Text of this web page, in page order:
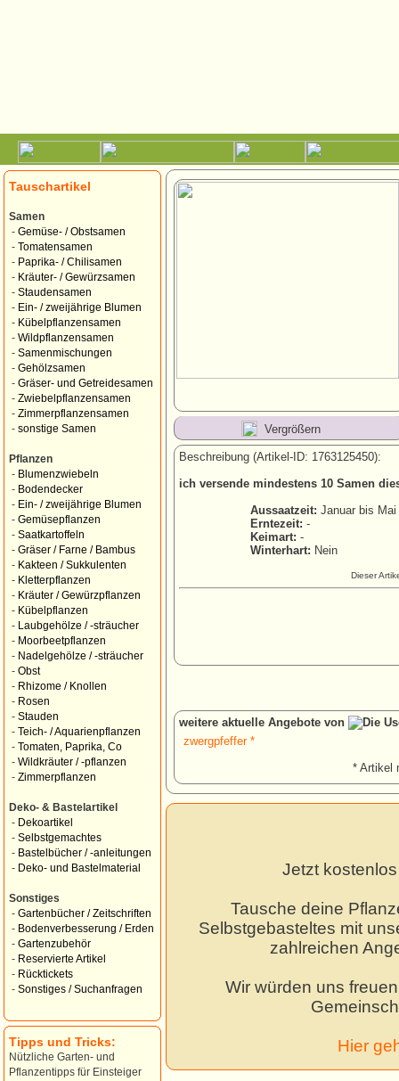
Tauschartikel
Samen
- Gemüse- / Obstsamen
- Tomatensamen
- Paprika- / Chilisamen
- Kräuter- / Gewürzsamen
- Staudensamen
- Ein- / zweijährige Blumen
- Kübelpflanzensamen
- Wildpflanzensamen
- Samenmischungen
- Gehölzsamen
- Gräser- und Getreidesamen
- Zwiebelpflanzensamen
- Zimmerpflanzensamen
- sonstige Samen
Pflanzen
- Blumenzwiebeln
- Bodendecker
- Ein- / zweijährige Blumen
- Gemüsepflanzen
- Saatkartoffeln
- Gräser / Farne / Bambus
- Kakteen / Sukkulenten
- Kletterpflanzen
- Kräuter / Gewürzpflanzen
- Kübelpflanzen
-
Laubgehölze / -sträucher
- Moorbeetpflanzen
- Nadelgehölze / -sträucher
- Obst
- Rhizome / Knollen
- Rosen
- Stauden
- Teich- / Aquarienpflanzen
- Tomaten, Paprika, Co
- Wildkräuter / -pflanzen
- Zimmerpflanzen
Deko- & Bastelartikel
- Dekoartikel
- Selbstgemachtes
- Bastelbücher / -anleitungen
- Deko- und Bastelmaterial
Sonstiges
- Gartenbücher / Zeitschriften
- Bodenverbesserung / Erden
- Gartenzubehör
- Reservierte Artikel
- Rücktickets
- Sonstiges / Suchanfragen
Tipps und Tricks:
Nützliche Garten- und
Pflanzentipps für Einsteiger
Vergrößern
Beschreibung (Artikel-ID: 1763125450):
ich versende mindestens 10 Samen
Aussaatzeit: Januar bis Mai
Erntezeit: -
Keimart: -
Winterhart: Nein
Dieser
weitere aktuelle Angebote von
zwergpfeffer *
* Artikel
Jetzt
Tausche deine
Selbstgebasteltes mit
zahlreichen
Wir würden uns
Hier